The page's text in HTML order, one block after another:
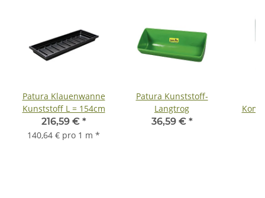
Patura Klauenwanne
Kunststoff L = 154cm
216,59 € *
140,64 € pro 1 m *
Patura Kunststoff-
Langtrog
36,59 € *